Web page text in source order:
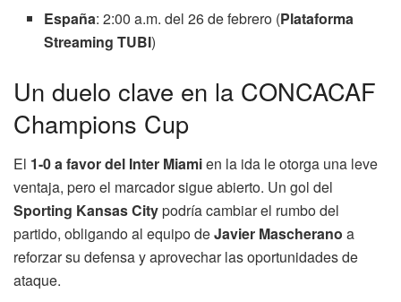
España: 2:00 a.m. del 26 de febrero (Plataforma
Streaming TUBI)
Un duelo clave en la CONCACAF
Champions Cup
El 1-0 a favor del Inter Miamien la ida le otorga una leve
ventaja, pero el marcador sigue abierto. Un gol del
Sporting Kansas Citypodría cambiar el rumbo del
partido, obligando al equipo deJavier Mascherano a
reforzar su defensa y aprovechar las oportunidades de
ataque.